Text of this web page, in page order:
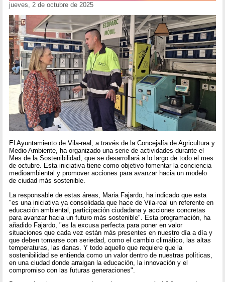
jueves, 2 de octubre de 2025
El Ayuntamiento de Vila-real, a través de la Concejalía de Agricultura y
Medio Ambiente, ha organizado una serie de actividades durante el
Mes de la Sostenibilidad, que se desarrollará a lo largo de todo el mes
de octubre. Esta iniciativa tiene como objetivo fomentar la conciencia
medioambiental y promover acciones para avanzar hacia un modelo
de ciudad más sostenible.
La responsable de estas áreas, Maria Fajardo, ha indicado que esta
"es una iniciativa ya consolidada que hace de Vila-real un referente en
educación ambiental, participación ciudadana y acciones concretas
para avanzar hacia un futuro más sostenible". Esta programación, ha
añadido Fajardo, "es la excusa perfecta para poner en valor
situaciones que cada vez están más presentes en nuestro día a día y
que deben tomarse con seriedad, como el cambio climático, las altas
temperaturas, las danas. Y todo aquello que requiere que la
sostenibilidad se entienda como un valor dentro de nuestras políticas,
en una ciudad donde arraigan la educación, la innovación y el
compromiso con las futuras generaciones".